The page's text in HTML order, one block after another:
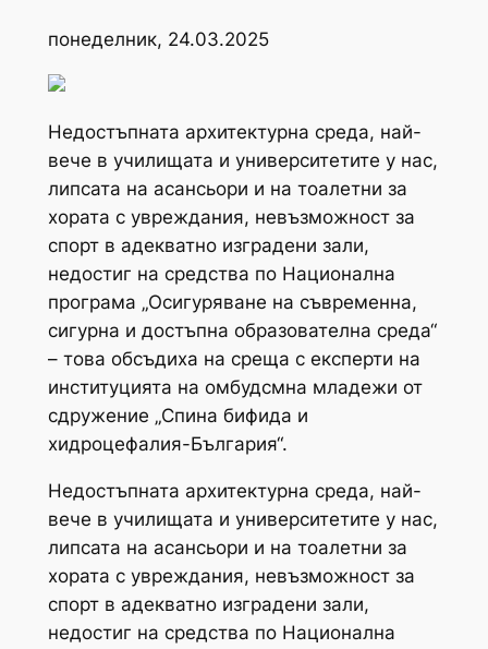
понеделник, 24.03.2025
Недостъпната архитектурна среда, най-
вече в училищата и университетите у нас,
липсата на асансьори и на тоалетни за
хората с увреждания, невъзможност за
спорт в адекватно изградени зали,
недостиг на средства по Национална
програма „Осигуряване на съвременна,
сигурна и достъпна образователна среда“
– това обсъдиха на среща с експерти на
институцията на омбудсмна младежи от
сдружение „Спина бифида и
хидроцефалия-България“.
Недостъпната архитектурна среда, най-
вече в училищата и университетите у нас,
липсата на асансьори и на тоалетни за
хората с увреждания, невъзможност за
спорт в адекватно изградени зали,
недостиг на средства по Национална